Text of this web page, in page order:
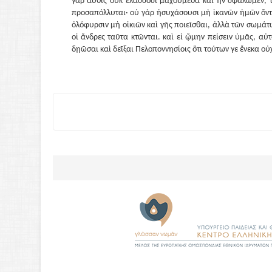
προσαπόλλυται· οὐ γὰρ ἡσυχάσουσι μὴ ἱκανῶν ἡμῶν
ὀλόφυρσιν μὴ οἰκιῶν καὶ γῆς ποιεῖσθαι, ἀλλὰ τῶν
οἱ ἄνδρες ταῦτα κτῶνται. καὶ εἰ ᾤμην πείσειν ὑμᾶς,
δῃῶσαι καὶ δεῖξαι Πελοποννησίοις ὅτι τούτων γε ἕνεκα